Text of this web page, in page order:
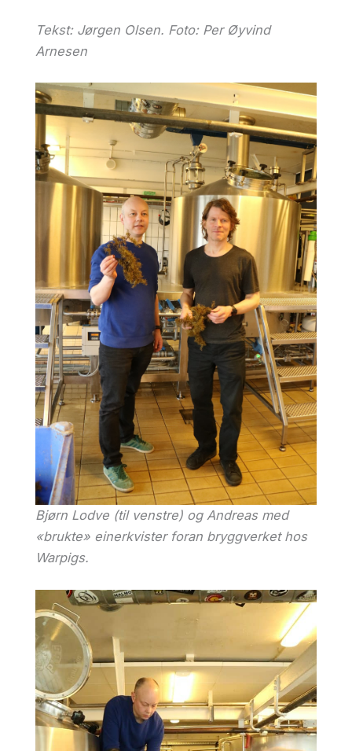
Tekst: Jørgen Olsen. Foto: Per Øyvind
Arnesen
Bjørn Lodve (til venstre) og Andreas med
«brukte» einerkvister foran bryggverket hos
Warpigs.